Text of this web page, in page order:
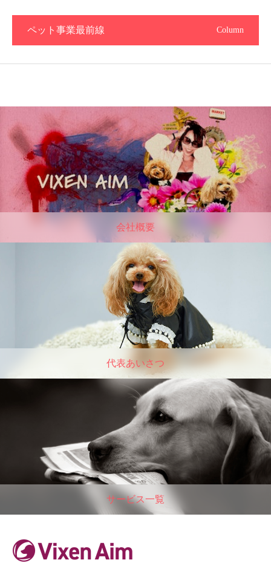
ペット事業最前線 Column
会社概要
代表あいさつ
サービス一覧